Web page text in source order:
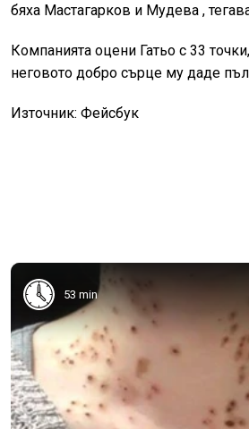
бяха Мастагарков и Мудева ,
Компанията оцени Гатьо с 33
неговото добро сърце му даде
Източник: Фейсбук
53 min